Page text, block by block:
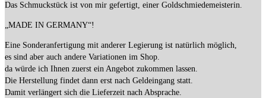
Das Schmuckstück ist von mir gefertigt, einer Goldschmiedemeisterin.
„MADE IN GERMANY“!
Eine Sonderanfertigung mit anderer Legierung ist natürlich möglich,
es sind aber auch andere Variationen im Shop.
da würde ich Ihnen zuerst ein Angebot zukommen lassen.
Die Herstellung findet dann erst nach Geldeingang statt.
Damit verlängert sich die Lieferzeit nach Absprache.